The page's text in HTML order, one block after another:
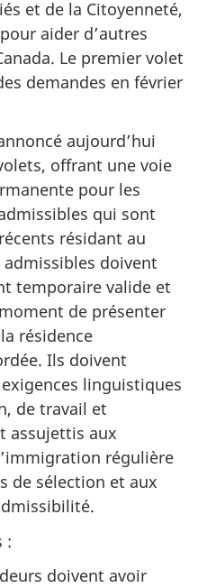
et de la Citoyenneté,
aider d’autres
Le premier volet
demandes en février
aujourd’hui
offrant une voie
pour les
qui sont
résidant au
admissibles doivent
temporaire valide et
de présenter
résidence
Ils doivent
linguistiques
de travail et
assujettis aux
régulière
de sélection et aux
:
doivent avoir